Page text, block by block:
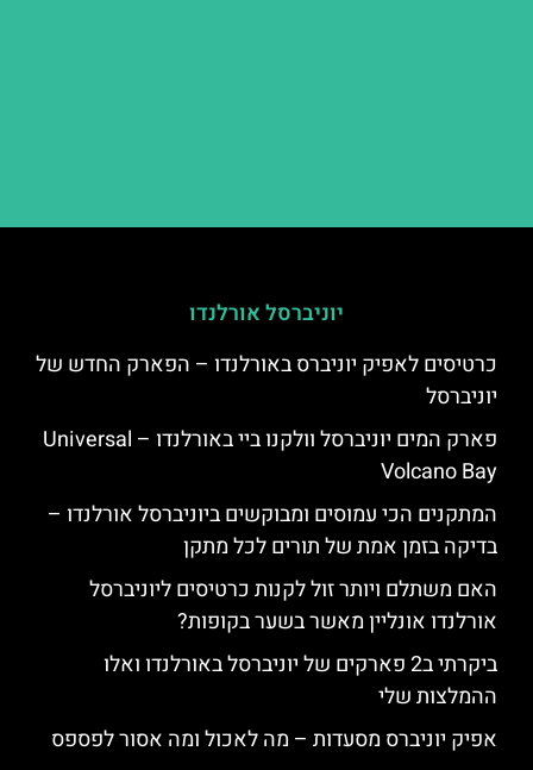
יוניברסל אורלנדו
כרטיסים לאפיק יוניברס באורלנדו – הפארק החדש של
יוניברסל
פארק המים יוניברסל וולקנו ביי באורלנדו – Universal
Volcano Bay
המתקנים הכי עמוסים ומבוקשים ביוניברסל אורלנדו –
בדיקה בזמן אמת של תורים לכל מתקן
האם משתלם ויותר זול לקנות כרטיסים ליוניברסל
אורלנדו אונליין מאשר בשער בקופות?
ביקרתי ב2 פארקים של יוניברסל באורלנדו ואלו
ההמלצות שלי
אפיק יוניברס מסעדות – מה לאכול ומה אסור לפספס